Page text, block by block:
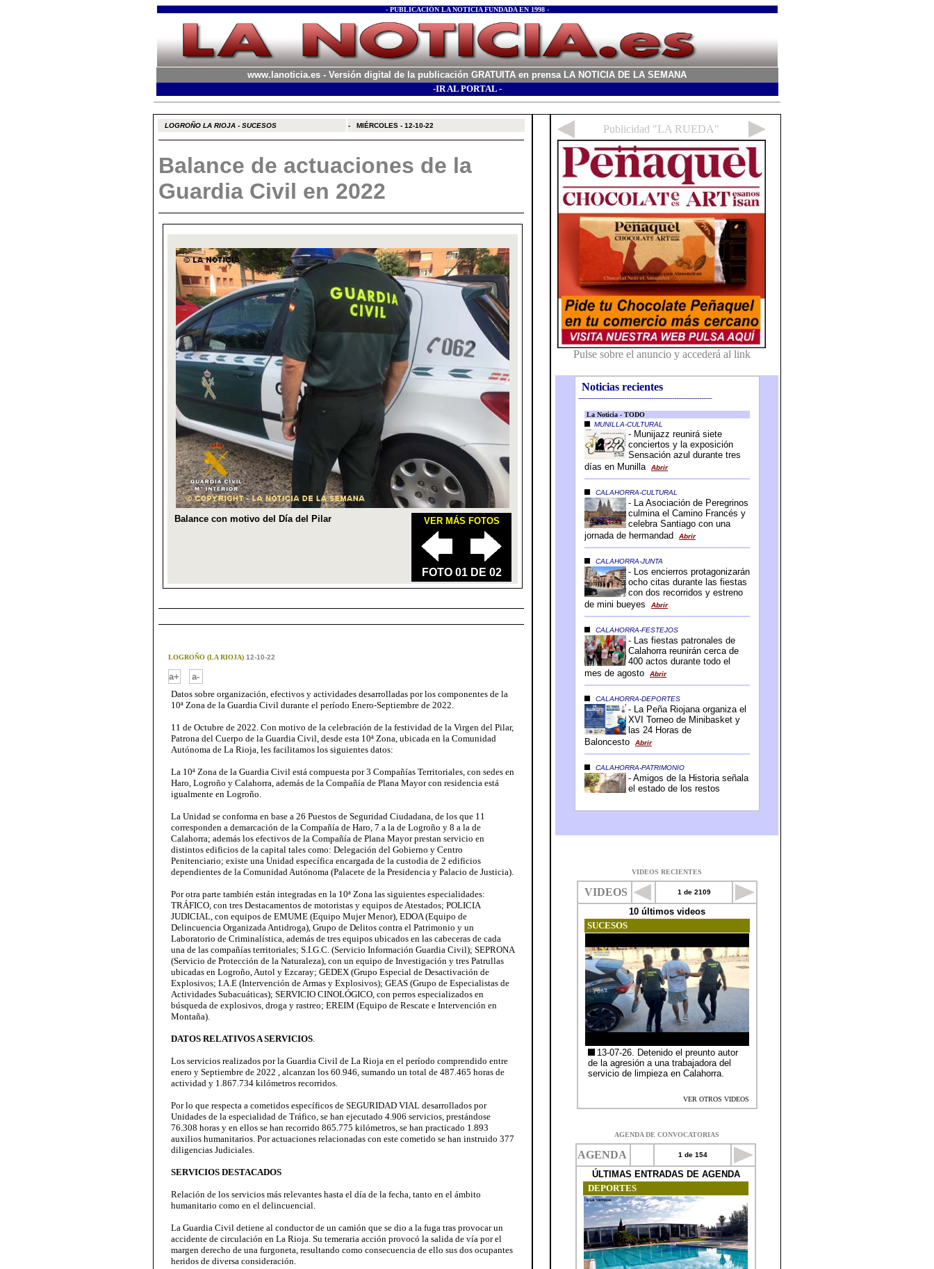
- PUBLICACIÓN LA NOTICIA FUNDADA EN 1998 -
www.lanoticia.es - Versión digital de la publicación GRATUITA en prensa LA NOTICIA DE LA SEMANA
-IR AL PORTAL -
LOGROÑO LA RIOJA - SUCESOS - MIÉRCOLES - 12-10-22
Balance de actuaciones de la
Guardia Civil en 2022
LOGROÑO (LA RIOJA)12-10-22
a+
a-
Datos sobre organización, efectivos y actividades desarrolladas por los componentes de la
10ª Zona de la Guardia Civil durante el período Enero-Septiembre de 2022.
11 de Octubre de 2022. Con motivo de la celebración de la festividad de la Virgen del Pilar,
Patrona del Cuerpo de la Guardia Civil, desde esta 10ª Zona, ubicada en la Comunidad
Autónoma de La Rioja, les facilitamos los siguientes datos:
La 10ª Zona de la Guardia Civil está compuesta por 3 Compañías Territoriales, con sedes en
Haro, Logroño y Calahorra, además de la Compañía de Plana Mayor con residencia está
igualmente en Logroño.
La Unidad se conforma en base a 26 Puestos de Seguridad Ciudadana, de los que 11
corresponden a demarcación de la Compañía de Haro, 7 a la de Logroño y 8 a la de
Calahorra; además los efectivos de la Compañía de Plana Mayor prestan servicio en
distintos edificios de la capital tales como: Delegación del Gobierno y Centro
Penitenciario; existe una Unidad específica encargada de la custodia de 2 edificios
dependientes de la Comunidad Autónoma (Palacete de la Presidencia y Palacio de Justicia).
Por otra parte también están integradas en la 10ª Zona las siguientes especialidades:
TRÁFICO, con tres Destacamentos de motoristas y equipos de Atestados; POLICIA
JUDICIAL, con equipos de EMUME (Equipo Mujer Menor), EDOA (Equipo de
Delincuencia Organizada Antidroga), Grupo de Delitos contra el Patrimonio y un
Laboratorio de Criminalística, además de tres equipos ubicados en las cabeceras de cada
una de las compañías territoriales; S.I.G.C. (Servicio Información Guardia Civil); SEPRONA
(Servicio de Protección de la Naturaleza), con un equipo de Investigación y tres Patrullas
ubicadas en Logroño, Autol y Ezcaray; GEDEX (Grupo Especial de Desactivación de
Explosivos; I.A.E (Intervención de Armas y Explosivos); GEAS (Grupo de Especialistas de
Actividades Subacuáticas); SERVICIO CINOLÓGICO, con perros especializados en
búsqueda de explosivos, droga y rastreo; EREIM (Equipo de Rescate e Intervención en
Montaña).
DATOS RELATIVOS A SERVICIOS.
Los servicios realizados por la Guardia Civil de La Rioja en el período comprendido entre
enero y Septiembre de 2022 , alcanzan los 60.946, sumando un total de 487.465 horas de
actividad y 1.867.734 kilómetros recorridos.
Por lo que respecta a cometidos específicos de SEGURIDAD VIAL desarrollados por
Unidades de la especialidad de Tráfico, se han ejecutado 4.906 servicios, prestándose
76.308 horas y en ellos se han recorrido 865.775 kilómetros, se han practicado 1.893
auxilios humanitarios. Por actuaciones relacionadas con este cometido se han instruido 377
diligencias Judiciales.
SERVICIOS DESTACADOS
Relación de los servicios más relevantes hasta el día de la fecha, tanto en el ámbito
humanitario como en el delincuencial.
La Guardia Civil detiene al conductor de un camión que se dio a la fuga tras provocar un
accidente de circulación en La Rioja. Su temeraria acción provocó la salida de vía por el
margen derecho de una furgoneta, resultando como consecuencia de ello sus dos ocupantes
heridos de diversa consideración.
Noticias recientes
-----------------------------------------------------------------
VIDEOS RECIENTES
AGENDA DE CONVOCATORIAS